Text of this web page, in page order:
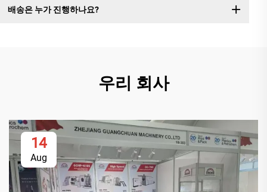
배송은 누가 진행하나요?
우리 회사
14
Aug